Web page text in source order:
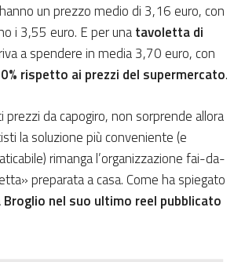
un prezzo medio di 3,16 euro, con
i 3,55 euro. E per unatavoletta di
a spendere in media 3,70 euro, con
rispetto ai prezzi del supermercato.
da capogiro, non sorprende allora
la soluzione più conveniente (e
rimanga l’organizzazione fai-da-
preparata a casa. Come ha spiegato
Broglio nel suo ultimo reel pubblicato